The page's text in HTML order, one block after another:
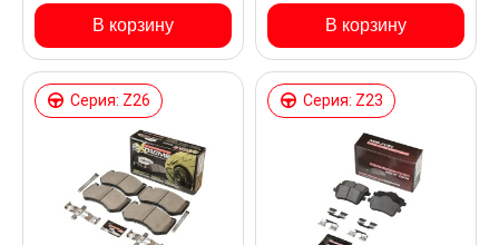
В корзину В корзину
Серия: Z26 Серия: Z23